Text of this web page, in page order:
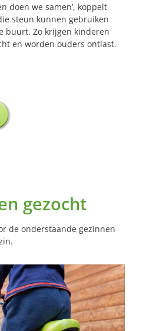
doen we samen’, koppelt
steun kunnen gebruiken
buurt. Zo krijgen kinderen
en worden ouders ontlast.
gezocht
de onderstaande gezinnen